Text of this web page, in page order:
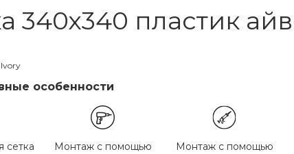
340х340 пластик
особенности
сетка
Монтаж с помощью
Монтаж с помощью